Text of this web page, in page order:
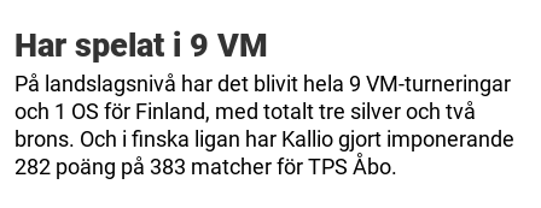
Har spelat i 9 VM
På landslagsnivå har det blivit hela 9 VM-turneringar
och 1 OS för Finland, med totalt tre silver och två
brons. Och i finska ligan har Kallio gjort imponerande
282 poäng på 383 matcher för TPS Åbo.